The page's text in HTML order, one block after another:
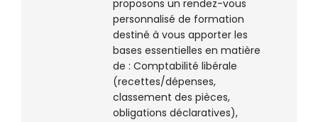
proposons un rendez-vous
personnalisé de formation
destiné à vous apporter les
bases essentielles en matière
de : Comptabilité libérale
(recettes/dépenses,
classement des pièces,
obligations déclaratives),